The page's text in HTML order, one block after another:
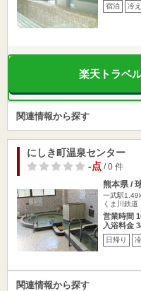
宿泊 冷
楽天トラベ
関連情報から探す
にしき町温泉センター
-点/ 0 件
熊本県 /
一武駅
くま川鉄
営業時間
入浴料金
日帰り
関連情報から探す